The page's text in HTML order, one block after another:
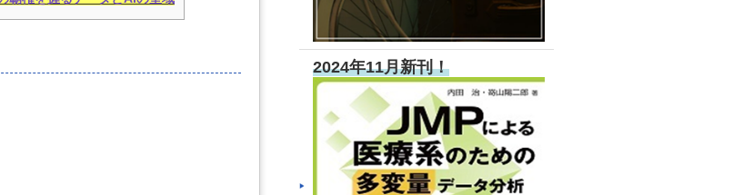
2024年11月新刊！